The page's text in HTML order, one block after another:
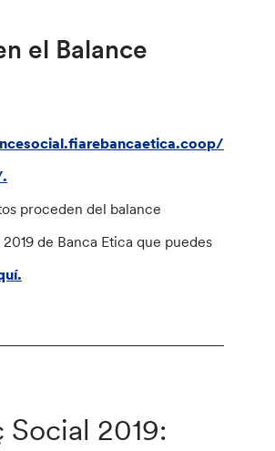
el Balance
proceden del balance
de Banca Etica que puedes
Social 2019: